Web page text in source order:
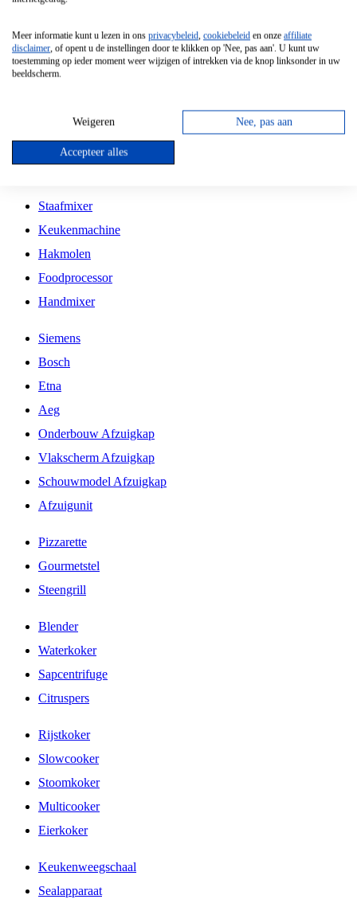
Vrijstaande Magnetron
Vrijstaande Kookplaat
Inbouw Gaskookplaat
Inbouw Keramische Kookplaat
Kookplaat Accessoires
Staafmixer
Keukenmachine
Hakmolen
Foodprocessor
Handmixer
Siemens
Bosch
Etna
Aeg
Onderbouw Afzuigkap
Vlakscherm Afzuigkap
Schouwmodel Afzuigkap
Afzuigunit
Pizzarette
Gourmetstel
Steengrill
Blender
Waterkoker
Sapcentrifuge
Citruspers
Rijstkoker
Slowcooker
Stoomkoker
Multicooker
Eierkoker
Keukenweegschaal
Sealapparaat
Meer informatie kunt u lezen in ons privacybeleid, cookiebeleid en onze affiliate
disclaimer, of opent u de instellingen door te klikken op 'Nee, pas aan'. U kunt uw
toestemming op ieder moment weer wijzigen of intrekken via de knop linksonder in uw
beeldscherm.
Weigeren Nee, pas aan
Accepteer alles